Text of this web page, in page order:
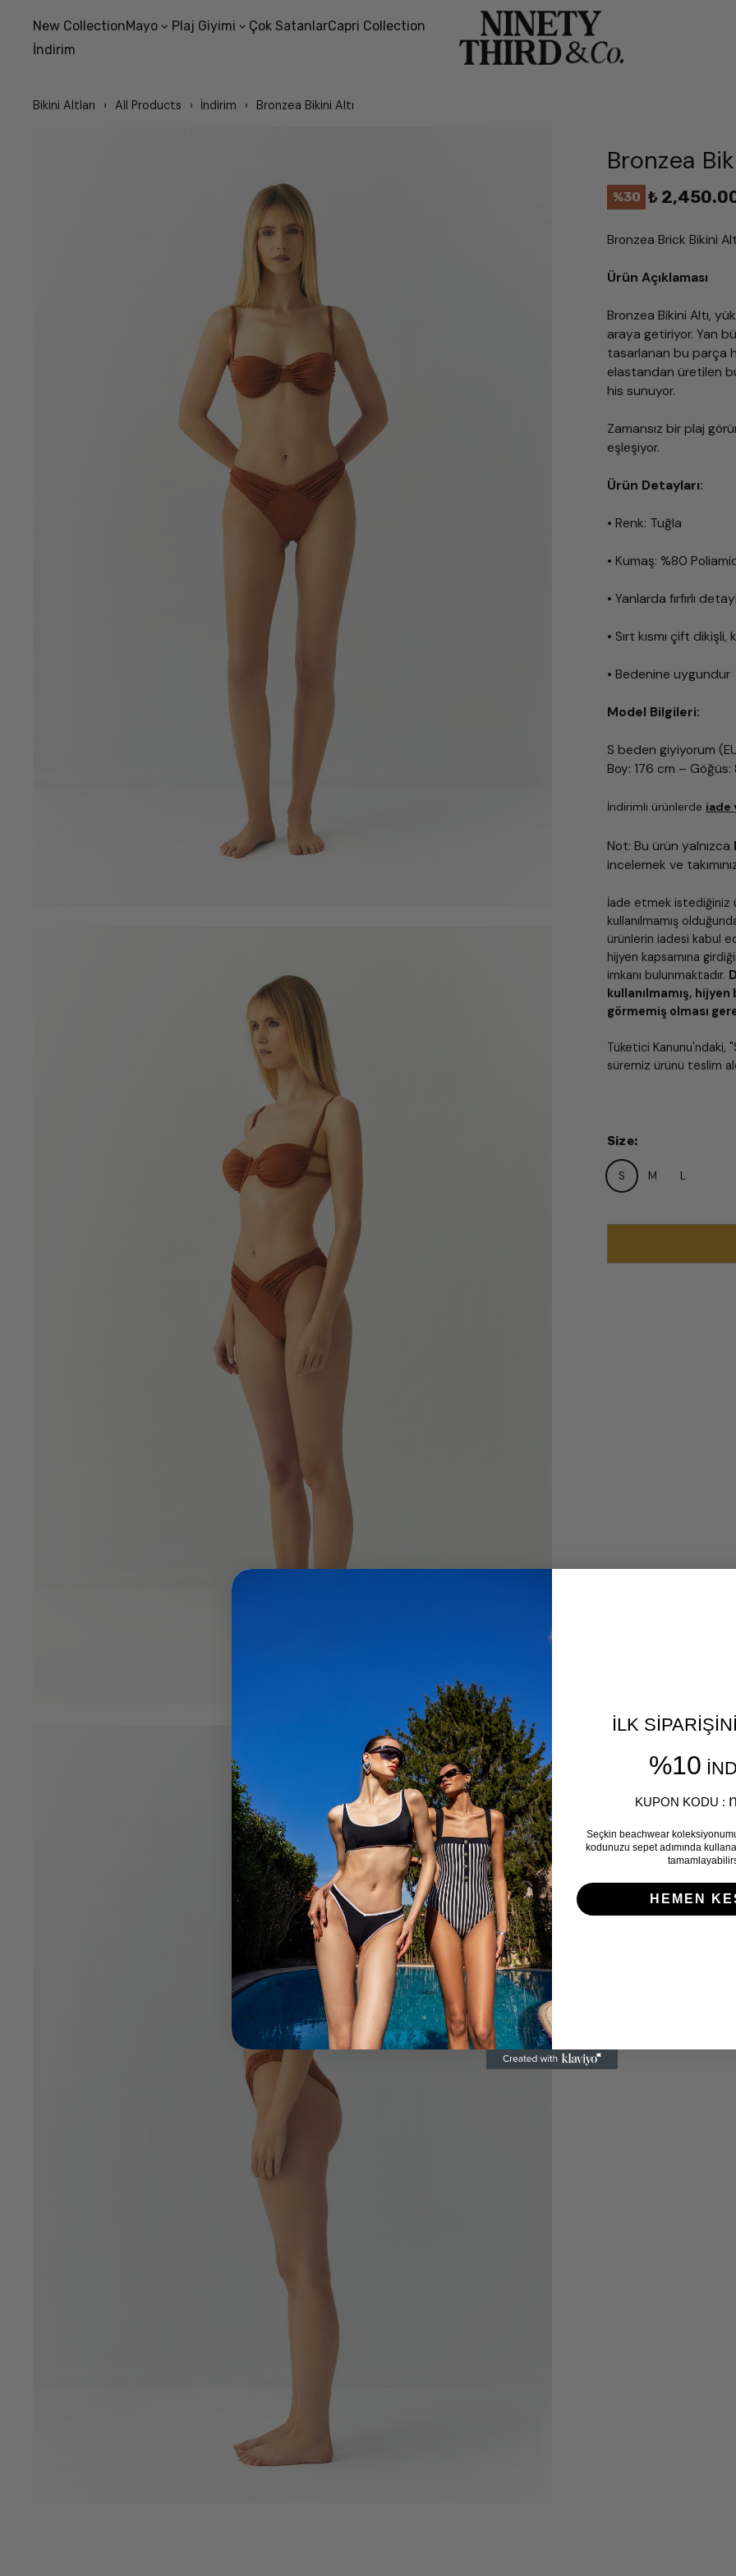
New CollectionMayo Plaj Giyimi Çok SatanlarCapri Collection
İndirim
Bikini Altları All Products İndirim Bronzea Bikini Altı
Bronzea
%30 ₺
Bronzea Brick Bikini
Ürün Açıklaması
Bronzea Bikini Altı,
araya getiriyor. Yan
tasarlanan bu parça
elastandan üretilen
his sunuyor.
Zamansız bir plaj
eşleşiyor.
Ürün Detayları:
• Renk: Tuğla
• Kumaş: %80
• Yanlarda fırfırlı
• Sırt kısmı çift dikişli,
• Bedenine uygundur
Model Bilgileri:
S beden giyiyorum
Boy: 176 cm –
İndirimli ürünlerde iade
Not: Bu ürün yalnızca
incelemek ve
İade etmek istediğiniz
kullanılmamış
ürünlerin iadesi kabul
hijyen kapsamına
imkanı bulunmaktadır.
kullanılmamış, hijyen
görmemiş olması
Tüketici Kanunu'ndaki,
süremiz ürünü teslim
Size:
S M L
İLK
%10
KUPON KODU :
Seçkin beachwear
kodunuzu sepet adımında
HEMEN